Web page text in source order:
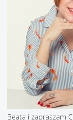
Beata i zapraszam